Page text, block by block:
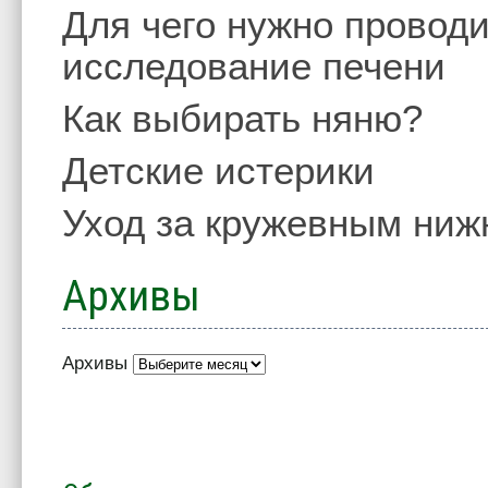
Для чего нужно
исследование печени
Как выбирать няню?
Детские истерики
Уход за кружевным
Архивы
Архивы